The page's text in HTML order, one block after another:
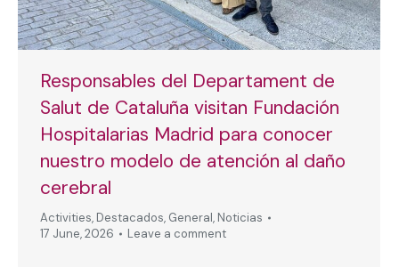
Responsables del Departament de
Salut de Cataluña visitan Fundación
Hospitalarias Madrid para conocer
nuestro modelo de atención al daño
cerebral
Activities, Destacados, General, Noticias
17 June, 2026
Leave a comment